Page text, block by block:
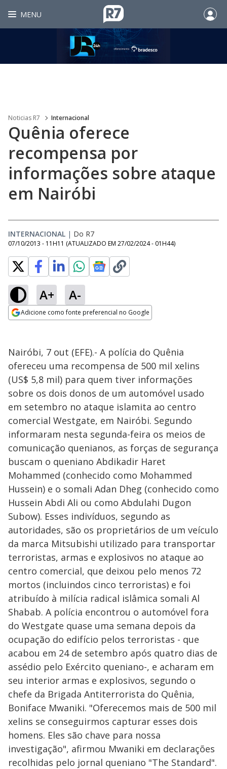
MENU
Noticias R7 Internacional
Quênia oferece
recompensa por
informações sobre ataque
em Nairóbi
INTERNACIONAL | Do R7
07/10/2013 - 11H11 (ATUALIZADO EM 27/02/2024 - 01H44)
A+ A-
Adicione como fonte preferencial no Google
Nairóbi, 7 out (EFE).- A polícia do Quênia
ofereceu uma recompensa de 500 mil xelins
(US$ 5,8 mil) para quem tiver informações
sobre os dois donos de um automóvel usado
em setembro no ataque islamita ao centro
comercial Westgate, em Nairóbi. Segundo
informaram nesta segunda-feira os meios de
comunicação quenianos, as forças de segurança
buscam o queniano Abdikadir Haret
Mohammed (conhecido como Mohammed
Hussein) e o somali Adan Dheg (conhecido como
Hussein Abdi Ali ou como Abdulahi Dugon
Subow). Esses indivíduos, segundo as
autoridades, são os proprietários de um veículo
da marca Mitsubishi utilizado para transportar
terroristas, armas e explosivos no ataque ao
centro comercial, que deixou pelo menos 72
mortos (incluindos cinco terroristas) e foi
atribuído à milícia radical islâmica somali Al
Shabab. A polícia encontrou o automóvel fora
do Westgate quase uma semana depois da
ocupação do edifício pelos terroristas - que
acabou em 24 de setembro após quatro dias de
assédio pelo Exército queniano-, e acharam em
seu interior armas e explosivos, segundo o
chefe da Brigada Antiterrorista do Quênia,
Boniface Mwaniki. "Oferecemos mais de 500 mil
xelins se conseguirmos capturar esses dois
homens. Eles são chave para nossa
investigação", afirmou Mwaniki em declarações
recolhidas pelo jornal queniano "The Standard".